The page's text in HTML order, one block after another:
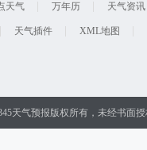
天气 万年历 天气资讯
天气插件 XML地图
天气预报版权所有，未经书面